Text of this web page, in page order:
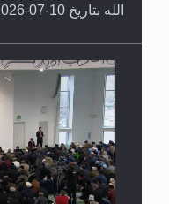
الله بتاريخ 10-07-2026